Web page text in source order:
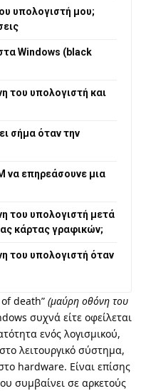
υπολογιστή μου;
Windows (black
του υπολογιστή και
σήμα όταν την
να επηρεάσουνε μια
του υπολογιστή μετά
κάρτας γραφικών;
του υπολογιστή όταν
death” (μαύρη οθόνη του
συχνά είτε οφείλεται
ενός λογισμικού,
λειτουργικό σύστημα,
hardware. Είναι επίσης
συμβαίνει σε αρκετούς